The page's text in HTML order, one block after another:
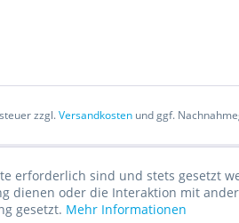
zzgl.Versandkostenund ggf.
erforderlich sind und stets gesetzt
dienen oder die Interaktion mit
gesetzt. Mehr Informationen